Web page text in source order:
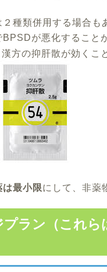
種類併用する場合も
BPSDが悪化すること
方の抑肝散が効くこ
最小限にして、非薬
ラン（これら